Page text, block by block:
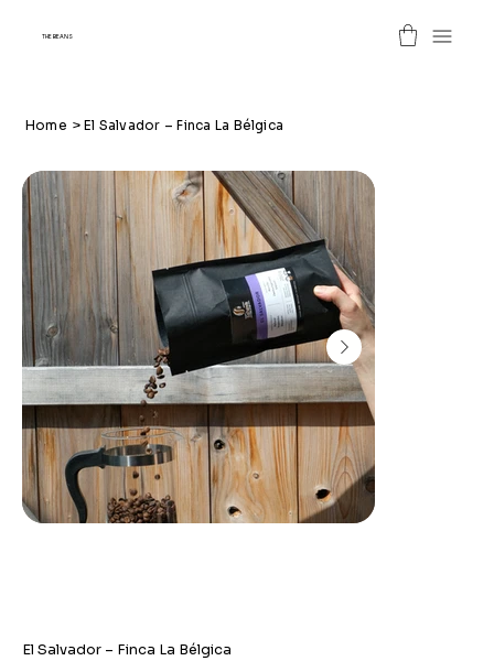
THE BEANS
Home > El Salvador – Finca La Bélgica
El Salvador – Finca La Bélgica